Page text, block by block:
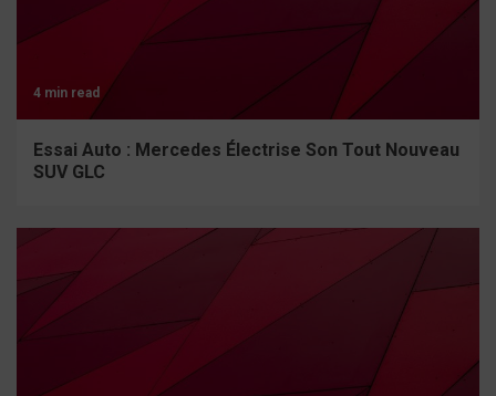
4 min read
Essai Auto : Mercedes Électrise Son Tout Nouveau
SUV GLC